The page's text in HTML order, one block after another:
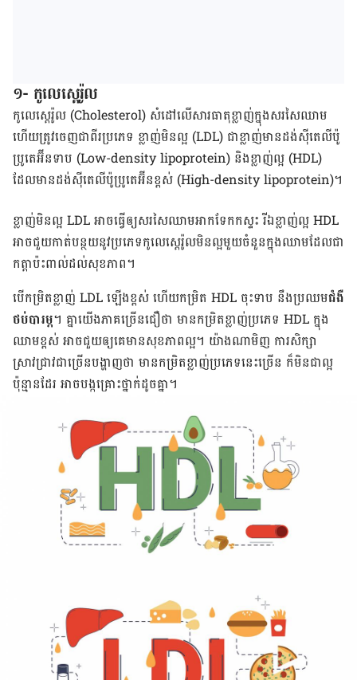
១- កូលេស្តេរ៉ូល
កូលេស្តេរ៉ូល (Cholesterol) សំដៅ​លើ​សារធាតុ​ខ្លាញ់​ក្នុង​សរសៃ​ឈាម
ហើយ​ត្រូវចេញ​ជា​ពីរ​ប្រភេទ ខ្លាញ់​មិន​ល្អ (LDL) ជា​ខ្លាញ់​មាន​ដង់ស៊ីតេ​លីប៉ូ​
ប្រូតេអ៊ីន​ទាប (Low-density lipoprotein) និង​ខ្លាញ់​ល្អ (HDL)
ដែល​មាន​ដង់ស៊ីតេ​លីប៉ូ​ប្រូតេអ៊ីន​ខ្ពស់ (High-density lipoprotein)។
ខ្លាញ់​មិន​ល្អ LDL អាច​ធ្វើ​ឲ្យ​សរសៃ​ឈាម​អាកទែកក​​ស្ទះ រី​ឯ​ខ្លាញ់​ល្អ HDL
អាច​ជួយ​កាត់​បន្ថយ​នូវ​ប្រភេទ​កូលេស្តេរ៉ូល​មិន​ល្អ​មួយ​ចំនួន​ក្នុង​ឈាមដែល​​ជា​
កត្តា​ប៉ះពាល់​ដល់​សុខភាព។
បើ​កម្រិត​ខ្លាញ់ LDL ឡើង​ខ្ពស់ ហើយ​កម្រិត HDL ចុះ​ទាប នឹង​ប្រឈមជំងឺ​
ថប់​បារម្ភ។ គ្នា​យើង​ភាគ​ច្រើន​ជឿ​ថា មាន​កម្រិត​ខ្លាញ់​ប្រភេទ HDL ក្នុង​
ឈាម​ខ្ពស់ អាច​ជួយ​ឲ្យ​គេ​មាន​សុខភាព​ល្អ។ យ៉ាងណាមិញ ការ​សិក្សា​
ស្រាវជ្រាវ​ជា​ច្រើន​បង្ហាញ​ថា មាន​កម្រិត​ខ្លាញ់​ប្រភេទ​នេះ​ច្រើន ក៏​មិន​ជា​ល្អ​
ប៉ុន្មាន​ដែរ អាច​បង្ក​គ្រោះថ្នាក់​ដូច​គ្នា។